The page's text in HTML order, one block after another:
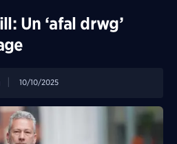
Un ‘afal drwg’
10/10/2025